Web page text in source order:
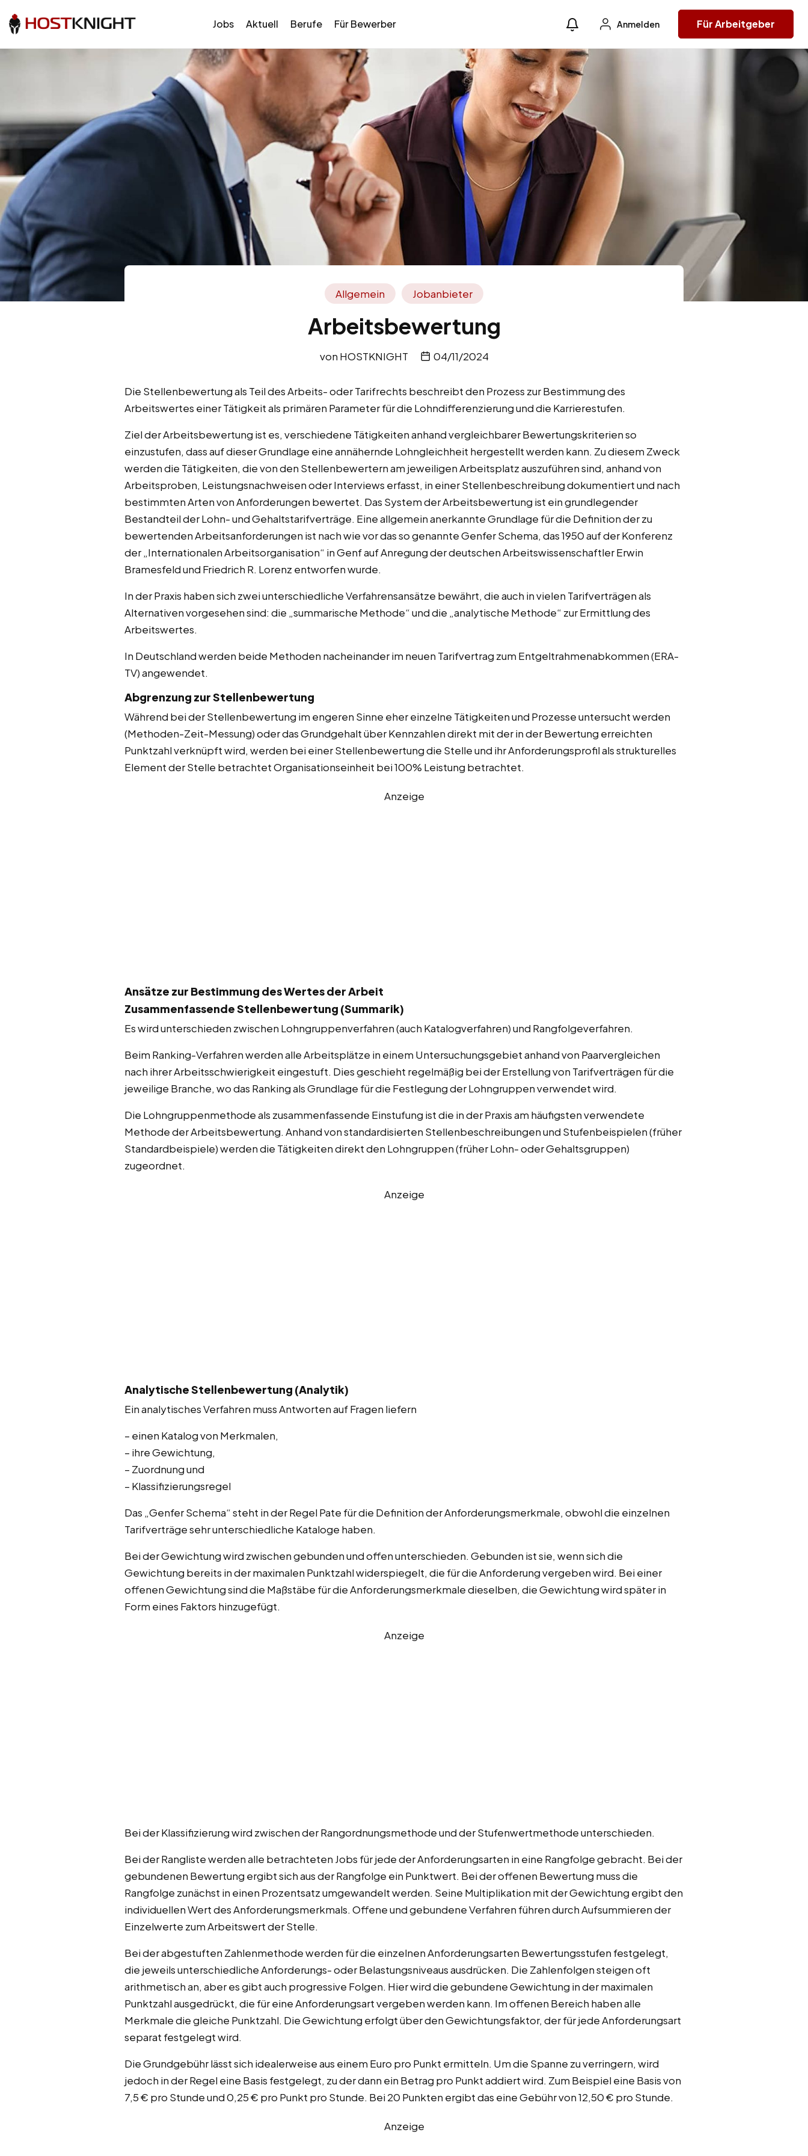
Jobs Aktuell Berufe Für Bewerber Anmelden Für Arbeitgeber
Allgemein Jobanbieter
Arbeitsbewertung
von HOSTKNIGHT 04/11/2024
Die Stellenbewertung als Teil des Arbeits- oder Tarifrechts beschreibt den Prozess zur Bestimmung des
Arbeitswertes einer Tätigkeit als primären Parameter für die Lohndifferenzierung und die Karrierestufen.
Ziel der Arbeitsbewertung ist es, verschiedene Tätigkeiten anhand vergleichbarer Bewertungskriterien so
einzustufen, dass auf dieser Grundlage eine annähernde Lohngleichheit hergestellt werden kann. Zu diesem Zweck
werden die Tätigkeiten, die von den Stellenbewertern am jeweiligen Arbeitsplatz auszuführen sind, anhand von
Arbeitsproben, Leistungsnachweisen oder Interviews erfasst, in einer Stellenbeschreibung dokumentiert und nach
bestimmten Arten von Anforderungen bewertet. Das System der Arbeitsbewertung ist ein grundlegender
Bestandteil der Lohn- und Gehaltstarifverträge. Eine allgemein anerkannte Grundlage für die Definition der zu
bewertenden Arbeitsanforderungen ist nach wie vor das so genannte Genfer Schema, das 1950 auf der Konferenz
der „Internationalen Arbeitsorganisation“ in Genf auf Anregung der deutschen Arbeitswissenschaftler Erwin
Bramesfeld und Friedrich R. Lorenz entworfen wurde.
In der Praxis haben sich zwei unterschiedliche Verfahrensansätze bewährt, die auch in vielen Tarifverträgen als
Alternativen vorgesehen sind: die „summarische Methode“ und die „analytische Methode“ zur Ermittlung des
Arbeitswertes.
In Deutschland werden beide Methoden nacheinander im neuen Tarifvertrag zum Entgeltrahmenabkommen (ERA-
TV) angewendet.
Abgrenzung zur Stellenbewertung
Während bei der Stellenbewertung im engeren Sinne eher einzelne Tätigkeiten und Prozesse untersucht werden
(Methoden-Zeit-Messung) oder das Grundgehalt über Kennzahlen direkt mit der in der Bewertung erreichten
Punktzahl verknüpft wird, werden bei einer Stellenbewertung die Stelle und ihr Anforderungsprofil als strukturelles
Element der Stelle betrachtet Organisationseinheit bei 100% Leistung betrachtet.
Anzeige
Ansätze zur Bestimmung des Wertes der Arbeit
Zusammenfassende Stellenbewertung (Summarik)
Es wird unterschieden zwischen Lohngruppenverfahren (auch Katalogverfahren) und Rangfolgeverfahren.
Beim Ranking-Verfahren werden alle Arbeitsplätze in einem Untersuchungsgebiet anhand von Paarvergleichen
nach ihrer Arbeitsschwierigkeit eingestuft. Dies geschieht regelmäßig bei der Erstellung von Tarifverträgen für die
jeweilige Branche, wo das Ranking als Grundlage für die Festlegung der Lohngruppen verwendet wird.
Die Lohngruppenmethode als zusammenfassende Einstufung ist die in der Praxis am häufigsten verwendete
Methode der Arbeitsbewertung. Anhand von standardisierten Stellenbeschreibungen und Stufenbeispielen (früher
Standardbeispiele) werden die Tätigkeiten direkt den Lohngruppen (früher Lohn- oder Gehaltsgruppen)
zugeordnet.
Anzeige
Analytische Stellenbewertung (Analytik)
Ein analytisches Verfahren muss Antworten auf Fragen liefern
– einen Katalog von Merkmalen,
– ihre Gewichtung,
– Zuordnung und
– Klassifizierungsregel
Das „Genfer Schema“ steht in der Regel Pate für die Definition der Anforderungsmerkmale, obwohl die einzelnen
Tarifverträge sehr unterschiedliche Kataloge haben.
Bei der Gewichtung wird zwischen gebunden und offen unterschieden. Gebunden ist sie, wenn sich die
Gewichtung bereits in der maximalen Punktzahl widerspiegelt, die für die Anforderung vergeben wird. Bei einer
offenen Gewichtung sind die Maßstäbe für die Anforderungsmerkmale dieselben, die Gewichtung wird später in
Form eines Faktors hinzugefügt.
Anzeige
Bei der Klassifizierung wird zwischen der Rangordnungsmethode und der Stufenwertmethode unterschieden.
Bei der Rangliste werden alle betrachteten Jobs für jede der Anforderungsarten in eine Rangfolge gebracht. Bei der
gebundenen Bewertung ergibt sich aus der Rangfolge ein Punktwert. Bei der offenen Bewertung muss die
Rangfolge zunächst in einen Prozentsatz umgewandelt werden. Seine Multiplikation mit der Gewichtung ergibt den
individuellen Wert des Anforderungsmerkmals. Offene und gebundene Verfahren führen durch Aufsummieren der
Einzelwerte zum Arbeitswert der Stelle.
Bei der abgestuften Zahlenmethode werden für die einzelnen Anforderungsarten Bewertungsstufen festgelegt,
die jeweils unterschiedliche Anforderungs- oder Belastungsniveaus ausdrücken. Die Zahlenfolgen steigen oft
arithmetisch an, aber es gibt auch progressive Folgen. Hier wird die gebundene Gewichtung in der maximalen
Punktzahl ausgedrückt, die für eine Anforderungsart vergeben werden kann. Im offenen Bereich haben alle
Merkmale die gleiche Punktzahl. Die Gewichtung erfolgt über den Gewichtungsfaktor, der für jede Anforderungsart
separat festgelegt wird.
Die Grundgebühr lässt sich idealerweise aus einem Euro pro Punkt ermitteln. Um die Spanne zu verringern, wird
jedoch in der Regel eine Basis festgelegt, zu der dann ein Betrag pro Punkt addiert wird. Zum Beispiel eine Basis von
7,5 € pro Stunde und 0,25 € pro Punkt pro Stunde. Bei 20 Punkten ergibt das eine Gebühr von 12,50 € pro Stunde.
Anzeige